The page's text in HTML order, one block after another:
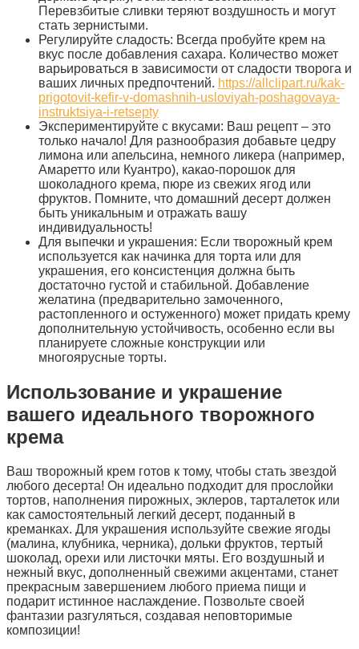
Перевзбитые сливки теряют воздушность и могут
стать зернистыми.
Регулируйте сладость: Всегда пробуйте крем на
вкус после добавления сахара. Количество может
варьироваться в зависимости от сладости творога и
ваших личных предпочтений. https://allclipart.ru/kak-
prigotovit-kefir-v-domashnih-usloviyah-poshagovaya-
instruktsiya-i-retsepty
Экспериментируйте с вкусами: Ваш рецепт – это
только начало! Для разнообразия добавьте цедру
лимона или апельсина, немного ликера (например,
Амаретто или Куантро), какао-порошок для
шоколадного крема, пюре из свежих ягод или
фруктов. Помните, что домашний десерт должен
быть уникальным и отражать вашу
индивидуальность!
Для выпечки и украшения: Если творожный крем
используется как начинка для торта или для
украшения, его консистенция должна быть
достаточно густой и стабильной. Добавление
желатина (предварительно замоченного,
растопленного и остуженного) может придать крему
дополнительную устойчивость, особенно если вы
планируете сложные конструкции или
многоярусные торты.
Использование и украшение
вашего идеального творожного
крема
Ваш творожный крем готов к тому, чтобы стать звездой
любого десерта! Он идеально подходит для прослойки
тортов, наполнения пирожных, эклеров, тарталеток или
как самостоятельный легкий десерт, поданный в
креманках. Для украшения используйте свежие ягоды
(малина, клубника, черника), дольки фруктов, тертый
шоколад, орехи или листочки мяты. Его воздушный и
нежный вкус, дополненный свежими акцентами, станет
прекрасным завершением любого приема пищи и
подарит истинное наслаждение. Позвольте своей
фантазии разгуляться, создавая неповторимые
композиции!